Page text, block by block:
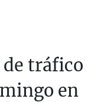
de tráfico
en